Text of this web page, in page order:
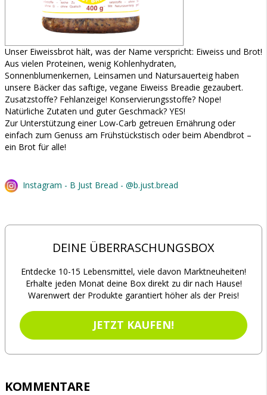
Unser Eiweissbrot hält, was der Name verspricht: Eiweiss und Brot!
Aus vielen Proteinen, wenig Kohlenhydraten,
Sonnenblumenkernen, Leinsamen und Natursauerteig haben
unsere Bäcker das saftige, vegane Eiweiss Breadie gezaubert.
Zusatzstoffe? Fehlanzeige! Konservierungsstoffe? Nope!
Natürliche Zutaten und guter Geschmack? YES!
Zur Unterstützung einer Low-Carb getreuen Ernährung oder
einfach zum Genuss am Frühstückstisch oder beim Abendbrot –
ein Brot für alle!
Instagram - B Just Bread - @b.just.bread
DEINE ÜBERRASCHUNGSBOX
Entdecke 10-15 Lebensmittel, viele davon Marktneuheiten!
Erhalte jeden Monat deine Box direkt zu dir nach Hause!
Warenwert der Produkte garantiert höher als der Preis!
JETZT KAUFEN!
KOMMENTARE